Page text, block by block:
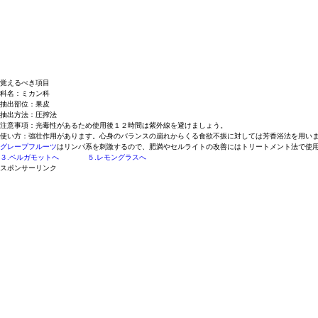
覚えるべき項目
科名：ミカン科
抽出部位：果皮
抽出方法：圧搾法
注意事項： 光毒性があるため使用後 １２時間は紫外線を避けましょう。
使い方： 強壮作用があります。心身のバランスの崩れからくる食欲不振に対しては芳香浴法を用いま
グレープフルーツは リンパ系を刺激するので、肥満やセルライトの改善にはトリートメント法で使
３.ベルガモットへ
５.レモングラスへ
スポンサーリンク